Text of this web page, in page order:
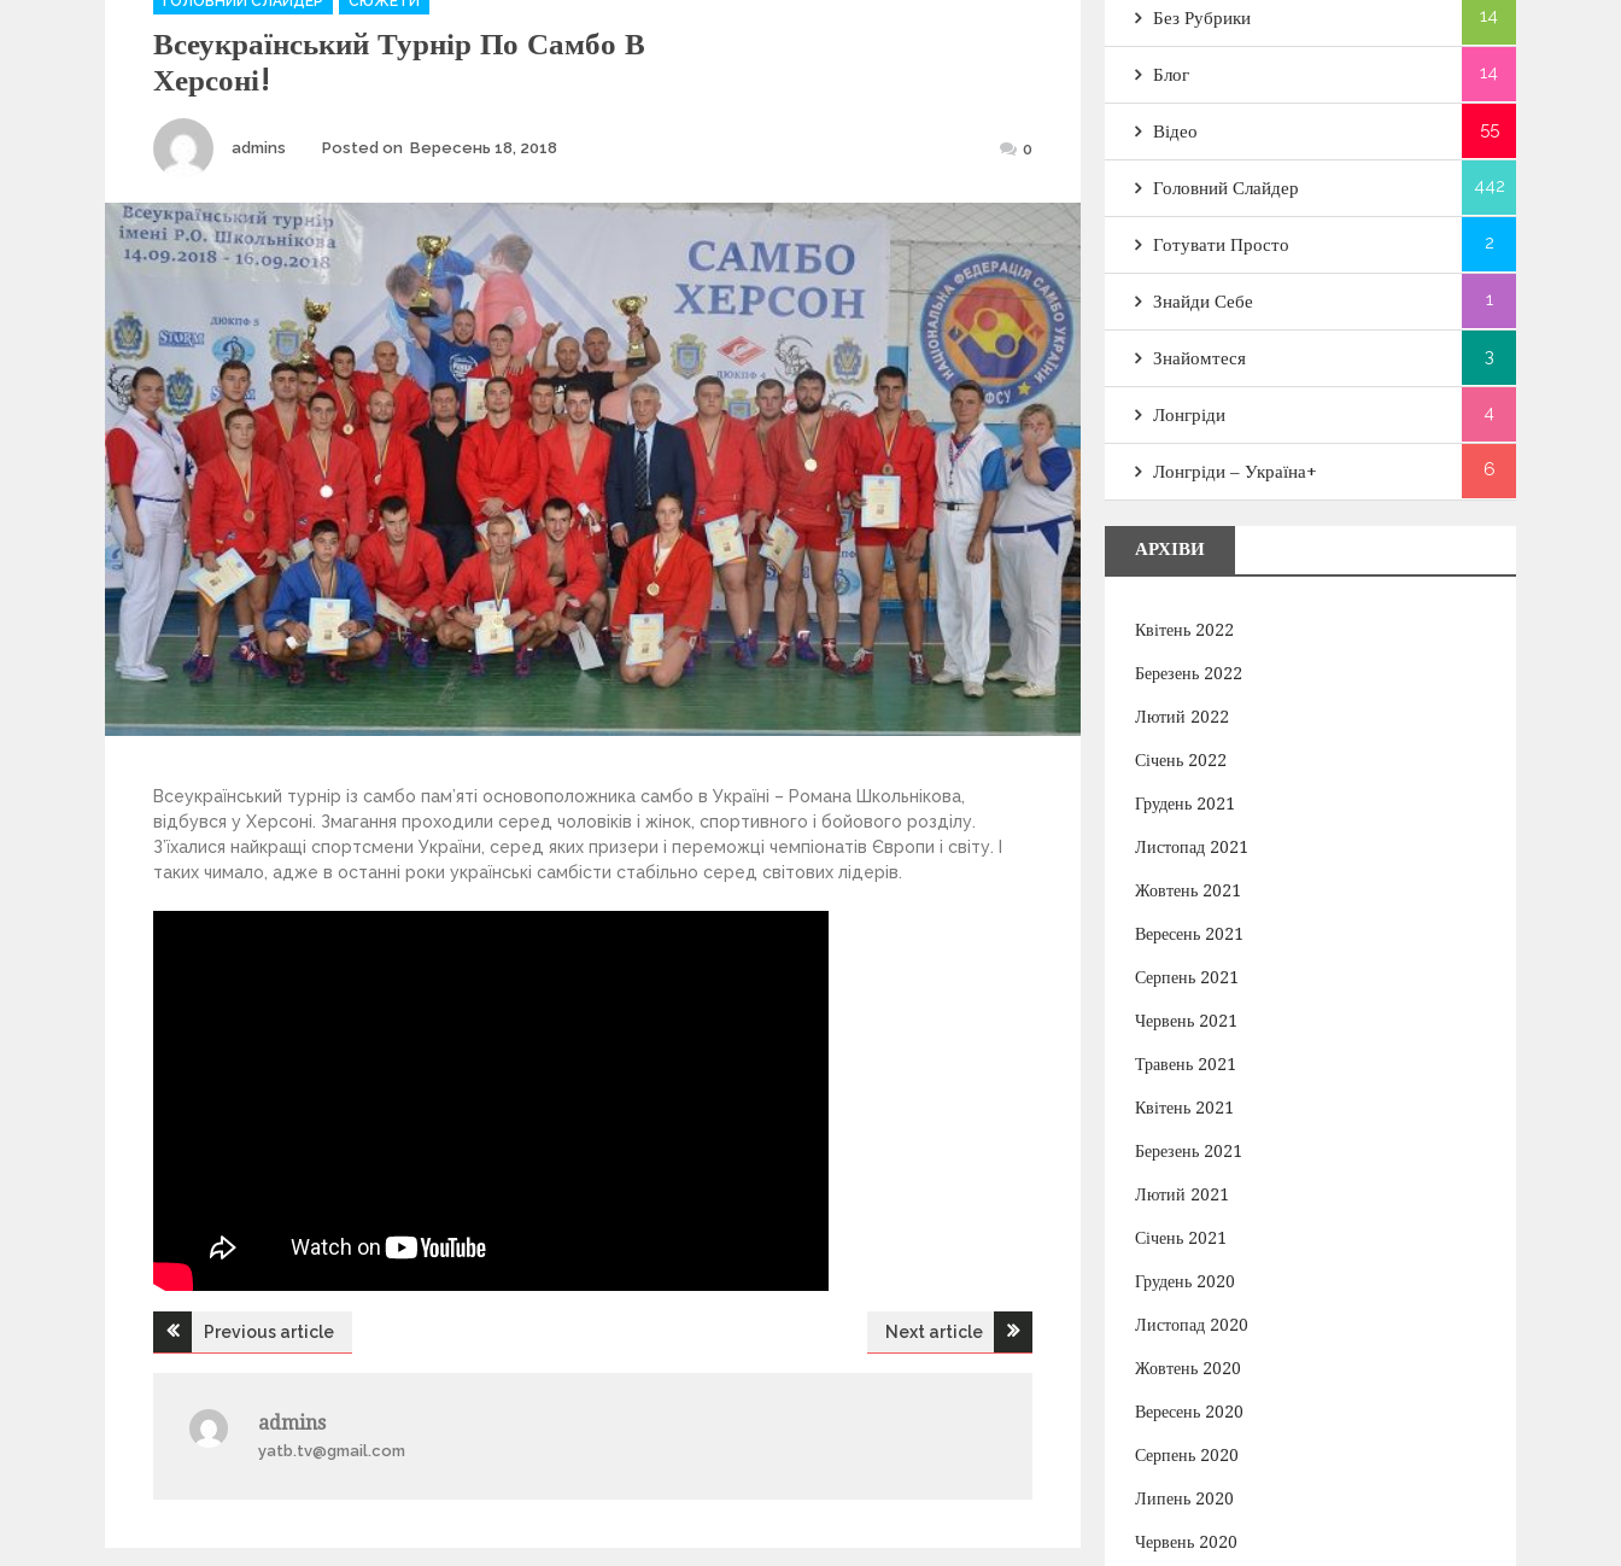
a
e
g
o
r
s
Всеукраїнський Турнір По Самбо В
Херсоні!
Author
admins Posted on Вересень 18, 2018 0
Всеукраїнський турнір із самбо пам’яті основоположника самбо в Україні – Романа Школьнікова,
відбувся у Херсоні. Змагання проходили серед чоловіків і жінок, спортивного і бойового розділу.
З’їхалися найкращі спортсмени України, серед яких призери і переможці чемпіонатів Європи і світу. І
таких чимало, адже в останні роки українські самбісти стабільно серед світових лідерів.
Н
Previous article Next article
admins
yatb.tv@gmail.com
Без Рубрики 14
Блог 14
Відео 55
Головний Слайдер 442
Готувати Просто 2
Знайди Себе 1
Знайомтеся 3
Лонгріди 4
Лонгріди – Україна+ 6
АРХІВИ
Квітень 2022
Березень 2022
Лютий 2022
Січень 2022
Грудень 2021
Листопад 2021
Жовтень 2021
Вересень 2021
Серпень 2021
Червень 2021
Травень 2021
Квітень 2021
Березень 2021
Лютий 2021
Січень 2021
Грудень 2020
Листопад 2020
Жовтень 2020
Вересень 2020
Серпень 2020
Липень 2020
Червень 2020